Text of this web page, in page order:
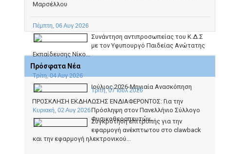
Μαρσέλλου
Πέμπτη, 06 Αυγ 2026
Συνάντηση αντιπροσωπείας του Κ.Δ.Σ
με τον Υφυπουργό Παιδείας Ανώτατης
Εκπαίδευσης Νίκο...
Τρίτη, 04 Αυγ 2026
Ιούλιος 2026-Μηνιαία Ανασκόπηση
Κυριακή, 02 Αυγ 2026
Συγκρότηση επιτροπής για την
εφαρμογή ανέκπτωτου στο clawback
και την εφαρμογή ηλεκτρονικού...
Πρόσφατα Νέα
Τρίτη, 07 Ιουλ 2026
ΠΡΟΣΚΛΗΣΗ ΕΚΔΗΛΩΣΗΣ ΕΝΔΙΑΦΕΡΟΝΤΟΣ: Για την
Πρόσληψη στον Πανελλήνιο Σύλλογο
Φυσικοθεραπευτών...